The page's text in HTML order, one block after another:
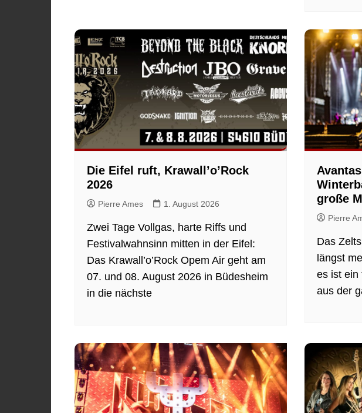
Die Eifel ruft, Krawall’o’Rock
2026
Pierre Ames 1. August 2026
Zwei Tage Vollgas, harte Riffs und
Festivalwahnsinn mitten in der Eifel:
Das Krawall’o’Rock Opem Air geht am
07. und 08. August 2026 in Büdesheim
in die nächste
große
Pierre
Das
längst
es ist ein
aus der